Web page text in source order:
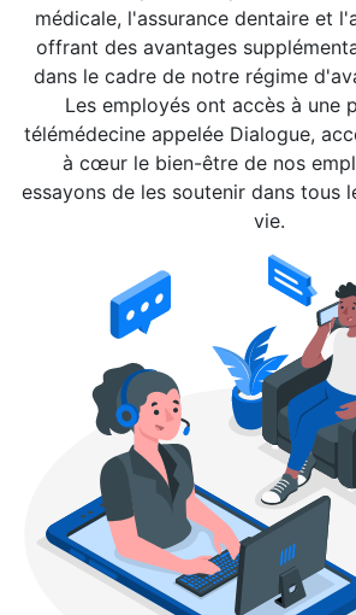
médicale, l'assurance dentaire et
offrant des avantages
dans le cadre de notre régime
Les employés ont accès à une
télémédecine appelée Dialogue,
à cœur le bien-être de nos
essayons de les soutenir dans tous
vie.